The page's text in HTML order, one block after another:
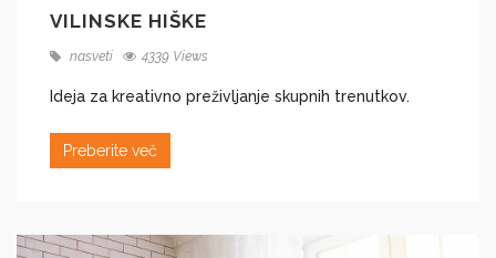
VILINSKE HIŠKE
nasveti 4339 Views
Ideja za kreativno preživljanje skupnih trenutkov.
Preberite več